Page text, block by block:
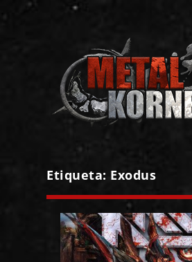
Etiqueta: Exodus